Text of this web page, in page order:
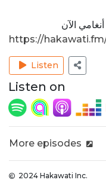
الآن
https://
Listen
Listen on
More episodes
2024 Hakawati Inc.